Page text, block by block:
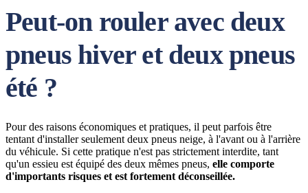
Peut-on rouler avec deux
pneus hiver et deux pneus
été ?
Pour des raisons économiques et pratiques, il peut parfois être
tentant d'installer seulement deux pneus neige, à l'avant ou à l'arrière
du véhicule. Si cette pratique n'est pas strictement interdite, tant
qu'un essieu est équipé des deux mêmes pneus, elle comporte
d'importants risques et est fortement déconseillée.